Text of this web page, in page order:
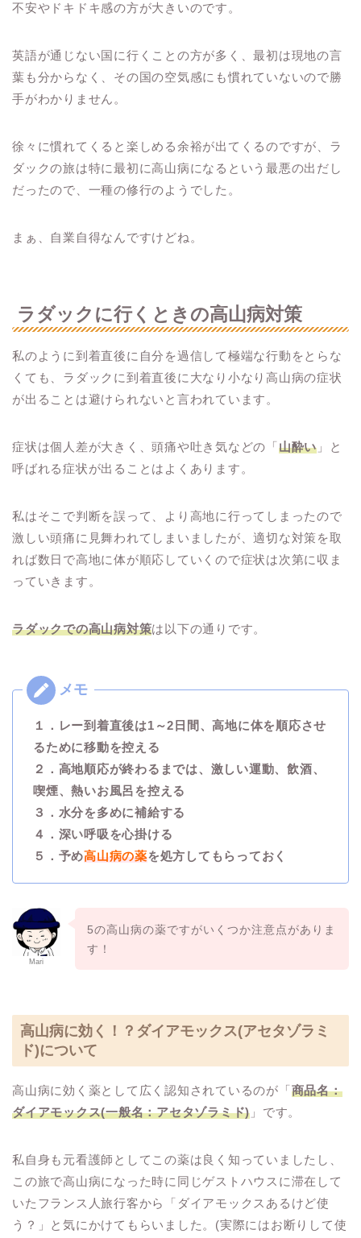
不安やドキドキ感の方が大きいのです。
英語が通じない国に行くことの方が多く、最初は現地の言
葉も分からなく、その国の空気感にも慣れていないので勝
手がわかりません。
徐々に慣れてくると楽しめる余裕が出てくるのですが、ラ
ダックの旅は特に最初に高山病になるという最悪の出だし
だったので、一種の修行のようでした。
まぁ、自業自得なんですけどね。
ラダックに行くときの高山病対策
私のように到着直後に自分を過信して極端な行動をとらな
くても、ラダックに到着直後に大なり小なり高山病の症状
が出ることは避けられないと言われています。
症状は個人差が大きく、頭痛や吐き気などの「山酔い 」と
呼ばれる症状が出ることはよくあります。
私はそこで判断を誤って、より高地に行ってしまったので
激しい頭痛に見舞われてしまいましたが、適切な対策を取
れば数日で高地に体が順応していくので症状は次第に収ま
っていきます。
ラダックでの高山病対策は以下の通りです。
１．レー到着直後は1～2日間、高地に体を順応させ
るために移動を控える
２．高地順応が終わるまでは、激しい運動、飲酒、
喫煙、熱いお風呂を控える
３．水分を多めに補給する
４．深い呼吸を心掛ける
５．予め高山病の薬を処方してもらっておく
Mari
5の高山病の薬ですがいくつか注意点がありま
す！
高山病に効く！？ダイアモックス(アセタゾラミ
ド)について
高山病に効く薬として広く認知されているのが「商品名：
ダイアモックス(一般名：アセタゾラミド) 」です。
私自身も元看護師としてこの薬は良く知っていましたし、
この旅で高山病になった時に同じゲストハウスに滞在して
いたフランス人旅行客から「ダイアモックスあるけど使
う？」と気にかけてもらいました。(実際にはお断りして使